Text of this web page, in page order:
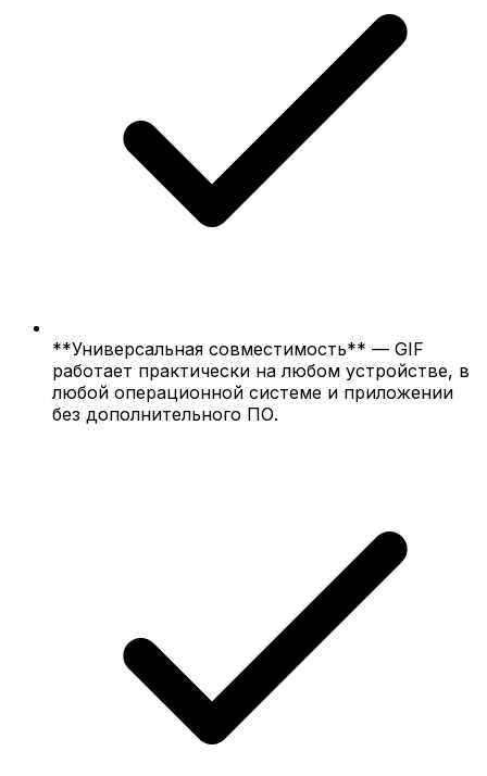
**Универсальная совместимость** — GIF
работает практически на любом устройстве, в
любой операционной системе и приложении
без дополнительного ПО.